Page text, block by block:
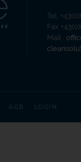
Tel.
Fax
Mail:
AGB LOGIN